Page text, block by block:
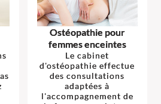
Ostéopathie pour
femmes enceintes
Le cabinet
d'ostéopathie effectue
des consultations
adaptées à
l'accompagnement de